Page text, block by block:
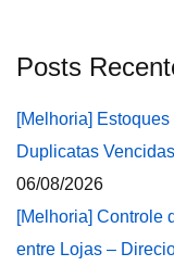
Posts
[Melhoria]
Duplicatas
06/08/2026
[Melhoria] Controle
entre Lojas –